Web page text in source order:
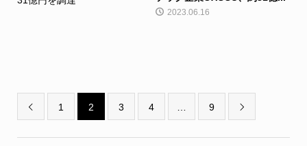
2023.06.16
 1 2 3 4 9 